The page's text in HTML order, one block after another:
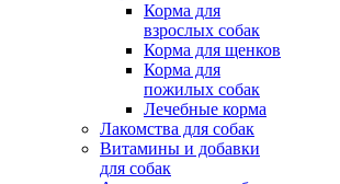
Корма для
взрослых собак
Корма для щенков
Корма для
пожилых собак
Лечебные корма
Лакомства для собак
Витамины и добавки
для собак